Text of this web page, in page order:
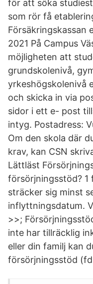
för att söka
som rör få
Försäkringskassan
2021 På Campus
möjligheten att
grundskolenivå,
yrkeshögskolenivå
och skicka in via
sidor i ett e- post
intyg. Postadress:
Om den skola där
krav, kan CSN
Lättläst
försörjningsstöd? 1
sträcker sig minst
inflyttningsdatum.
>>;
inte har tillräcklig
eller din familj kan
försörjningsstöd